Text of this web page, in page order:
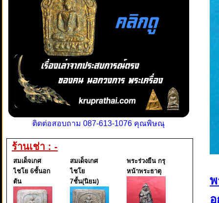
ติดต่อสอบถาม 087-613-1076 คุณพิษณุ
ร้านเช่า : -
สมเด็จเกศ
ไชโย 6ชั้นอก
ตัน
สมเด็จเกศ
ไชโย
7ชั้น(นิยม)
พระร่วงยืน กรุ
หน้าพระธาตุ